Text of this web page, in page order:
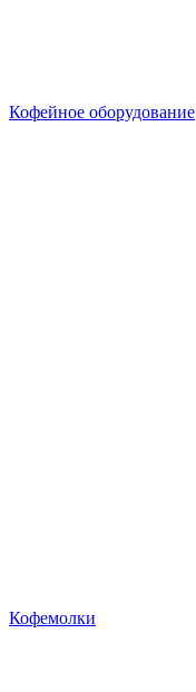
Кофейное оборудование
Кофемолки